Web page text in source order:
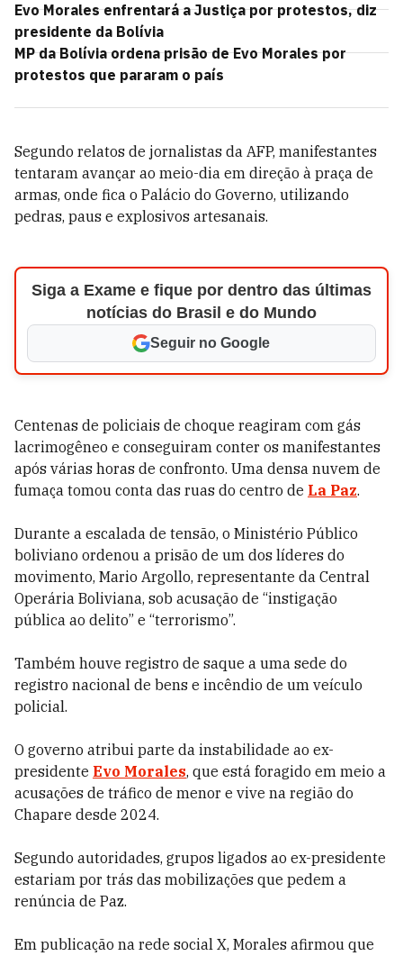
Evo Morales enfrentará a Justiça por protestos, diz
presidente da Bolívia
MP da Bolívia ordena prisão de Evo Morales por
protestos que pararam o país
Segundo relatos de jornalistas da AFP, manifestantes
tentaram avançar ao meio-dia em direção à praça de
armas, onde fica o Palácio do Governo, utilizando
pedras, paus e explosivos artesanais.
Siga a Exame e fique por dentro das últimas
notícias do Brasil e do Mundo
Seguir no Google
Centenas de policiais de choque reagiram com gás
lacrimogêneo e conseguiram conter os manifestantes
após várias horas de confronto. Uma densa nuvem de
fumaça tomou conta das ruas do centro de La Paz.
Durante a escalada de tensão, o Ministério Público
boliviano ordenou a prisão de um dos líderes do
movimento, Mario Argollo, representante da Central
Operária Boliviana, sob acusação de “instigação
pública ao delito” e “terrorismo”.
Também houve registro de saque a uma sede do
registro nacional de bens e incêndio de um veículo
policial.
O governo atribui parte da instabilidade ao ex-
presidente Evo Morales, que está foragido em meio a
acusações de tráfico de menor e vive na região do
Chapare desde 2024.
Segundo autoridades, grupos ligados ao ex-presidente
estariam por trás das mobilizações que pedem a
renúncia de Paz.
Em publicação na rede social X, Morales afirmou que